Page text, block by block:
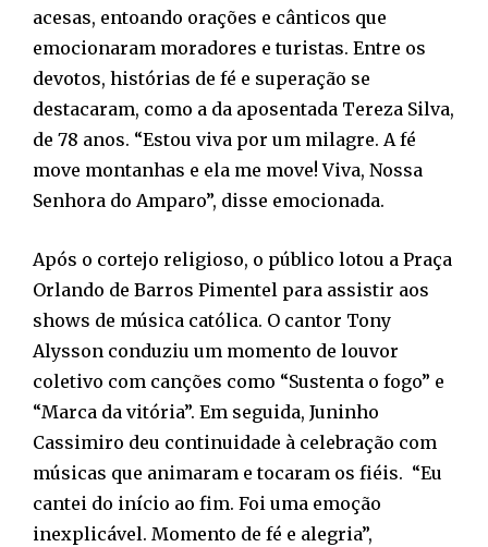
acesas, entoando orações e cânticos que
emocionaram moradores e turistas. Entre os
devotos, histórias de fé e superação se
destacaram, como a da aposentada Tereza Silva,
de 78 anos. “Estou viva por um milagre. A fé
move montanhas e ela me move! Viva, Nossa
Senhora do Amparo”, disse emocionada.
Após o cortejo religioso, o público lotou a Praça
Orlando de Barros Pimentel para assistir aos
shows de música católica. O cantor Tony
Alysson conduziu um momento de louvor
coletivo com canções como “Sustenta o fogo” e
“Marca da vitória”. Em seguida, Juninho
Cassimiro deu continuidade à celebração com
músicas que animaram e tocaram os fiéis. “Eu
cantei do início ao fim. Foi uma emoção
inexplicável. Momento de fé e alegria”,